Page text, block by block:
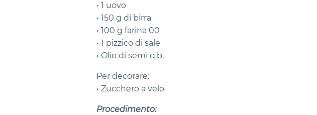
• 1 uovo
• 150 g di birra
• 100 g farina 00
• 1 pizzico di sale
• Olio di semi q.b.
Per decorare:
• Zucchero a velo
Procedimento: